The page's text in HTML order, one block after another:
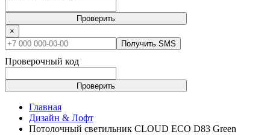
Проверить
×
Получить SMS
Проверочный код
Проверить
Главная
Дизайн & Лофт
Потолочный светильник CLOUD ECO D83 Green